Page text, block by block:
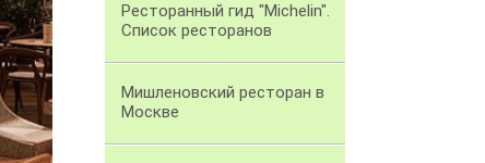
Ресторанный гид "Michelin".
Список ресторанов
Мишленовский ресторан в
Москве